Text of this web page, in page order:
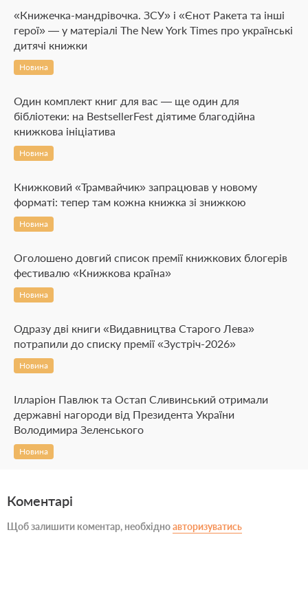
«Книжечка-мандрівочка. ЗСУ» і «Єнот Ракета та інші
герої» — у матеріалі The New York Times про українські
дитячі книжки
Новина
Один комплект книг для вас — ще один для
бібліотеки: на BestsellerFest діятиме благодійна
книжкова ініціатива
Новина
Книжковий «Трамвайчик» запрацював у новому
форматі: тепер там кожна книжка зі знижкою
Новина
Оголошено довгий список премії книжкових блогерів
фестивалю «Книжкова країна»
Новина
Одразу дві книги «Видавництва Старого Лева»
потрапили до списку премії «Зустріч-2026»
Новина
Ілларіон Павлюк та Остап Сливинський отримали
державні нагороди від Президента України
Володимира Зеленського
Новина
Коментарі
Щоб залишити коментар, необхідноавторизуватись